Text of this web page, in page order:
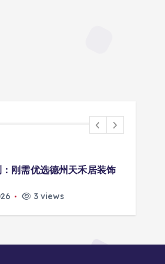
补习学校实测：本土老牌
2 views